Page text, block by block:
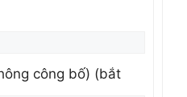
công bố) (bắt